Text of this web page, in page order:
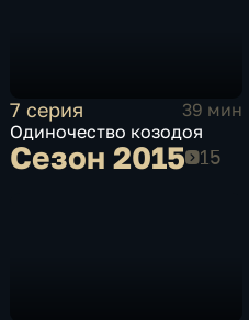
7 серия
39 мин
Одиночество козодоя
Сезон 2015Сезон 2015